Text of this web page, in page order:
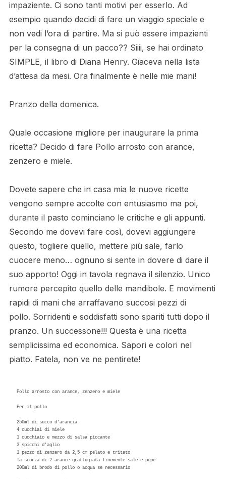
impaziente. Ci sono tanti motivi per esserlo. Ad
esempio quando decidi di fare un viaggio speciale e
non vedi l’ora di partire. Ma si può essere impazienti
per la consegna di un pacco?? Siiii, se hai ordinato
SIMPLE, il libro di Diana Henry. Giaceva nella lista
d’attesa da mesi. Ora finalmente è nelle mie mani!
Pranzo della domenica.
Quale occasione migliore per inaugurare la prima
ricetta? Decido di fare Pollo arrosto con arance,
zenzero e miele.
Dovete sapere che in casa mia le nuove ricette
vengono sempre accolte con entusiasmo ma poi,
durante il pasto cominciano le critiche e gli appunti.
Secondo me dovevi fare così, dovevi aggiungere
questo, togliere quello, mettere più sale, farlo
cuocere meno… ognuno si sente in dovere di dare il
suo apporto! Oggi in tavola regnava il silenzio. Unico
rumore percepito quello delle mandibole. E movimenti
rapidi di mani che arraffavano succosi pezzi di
pollo. Sorridenti e soddisfatti sono spariti tutti dopo il
pranzo. Un successone!!! Questa è una ricetta
semplicissima ed economica. Sapori e colori nel
piatto. Fatela, non ve ne pentirete!
Pollo arrosto con arance, zenzero e miele
Per il pollo
250ml di succo d'arancia
4 cucchiai di miele
1 cucchiaio e mezzo di salsa piccante
3 spicchi d'aglio
1 pezzo di zenzero da 2,5 cm pelato e tritato
la scorza di 2 arance grattugiata finemente sale e pepe
200ml di brodo di pollo o acqua se necessario